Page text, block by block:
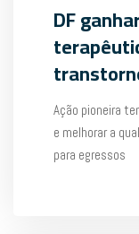
DF
Ação pioneira
e melhorar a
para egressos